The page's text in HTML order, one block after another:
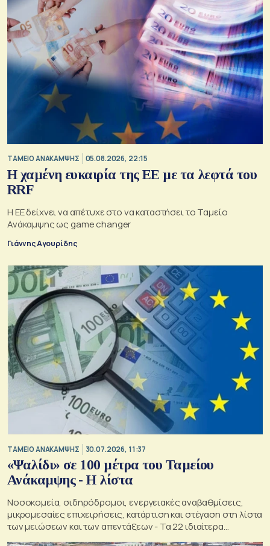
ΤΑΜΕΙΟ ΑΝΑΚΑΜΨΗΣ 05.08.2026, 22:15
Η χαμένη ευκαιρία της ΕΕ με τα λεφτά του
RRF
Η ΕΕ δείχνει να απέτυχε στο να καταστήσει το Ταμείο
Ανάκαμψης ως game changer
Γιάννης Αγουρίδης
ΤΑΜΕΙΟ ΑΝΑΚΑΜΨΗΣ 30.07.2026, 11:37
«Ψαλίδι» σε 100 μέτρα του Ταμείου
Ανάκαμψης - Η λίστα
Νοσοκομεία, σιδηρόδρομοι, ενεργειακές αναβαθμίσεις,
μικρομεσαίες επιχειρήσεις, κατάρτιση και στέγαση στη λίστα
των μειώσεων και των απεντάξεων - Τα 22 ιδιαίτερα
προβληματικά ζητήματα που εντοπίζει το ΠΑΣΟΚ